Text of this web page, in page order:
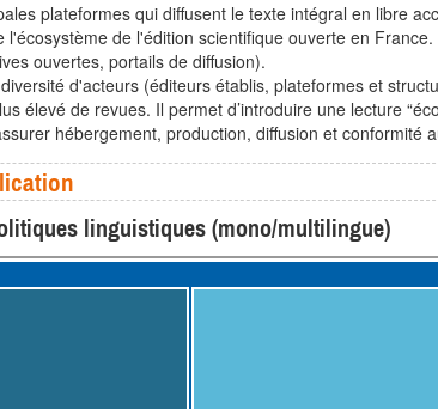
plateformes qui diffusent le texte intégral en libre
de l'édition scientifique ouverte en
ouvertes, portails de diffusion).
d'acteurs (éditeurs établis, plateformes et
élevé de revues. Il permet d’introduire une lecture
hébergement, production, diffusion et conformité
linguistiques (mono/multilingue)